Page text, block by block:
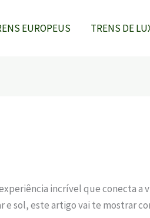
EUROPEUS TRENS DE
incrível que conecta a
e sol, este artigo vai te mostrar